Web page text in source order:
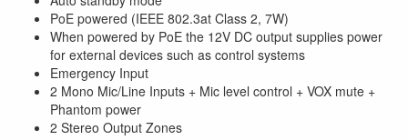
PoE powered (IEEE 802.3at Class 2, 7W)
When powered by PoE the 12V DC output supplies power
for external devices such as control systems
Emergency Input
2 Mono Mic/Line Inputs + Mic level control + VOX mute +
Phantom power
2 Stereo Output Zones